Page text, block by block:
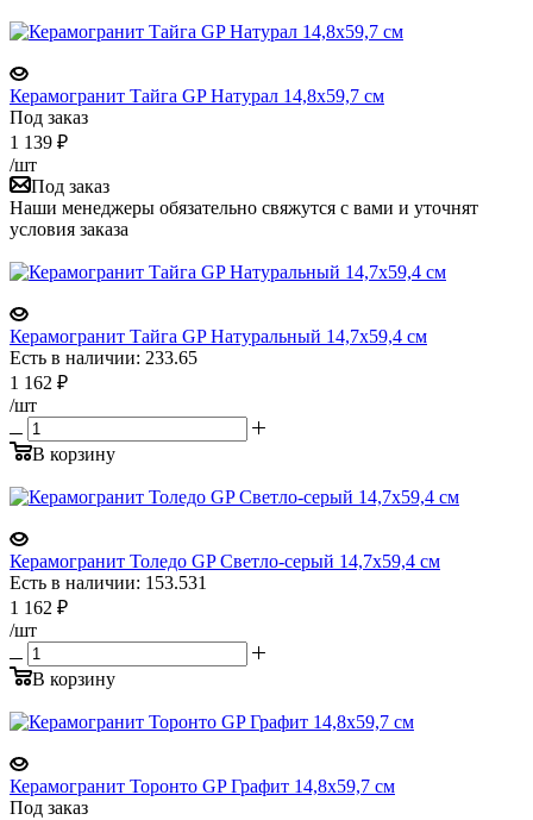
Керамогранит Тайга GP Натурал 14,8x59,7 см
Под заказ
1 139 ₽
/шт
Под заказ
Наши менеджеры обязательно свяжутся с вами и уточнят
условия заказа
Керамогранит Тайга GP Натуральный 14,7х59,4 см
Есть в наличии: 233.65
1 162 ₽
/шт
В корзину
Керамогранит Толедо GP Светло-серый 14,7х59,4 см
Есть в наличии: 153.531
1 162 ₽
/шт
В корзину
Керамогранит Торонто GP Графит 14,8x59,7 см
Под заказ